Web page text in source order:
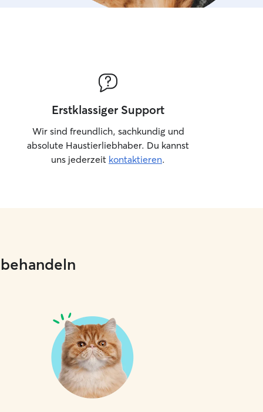
Erstklassiger Support
Wir sind freundlich, sachkundig und
absolute Haustierliebhaber. Du kannst
uns jederzeit kontaktieren.